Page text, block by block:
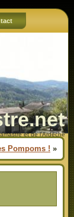
et de l'Ardèche
Pompoms ! »